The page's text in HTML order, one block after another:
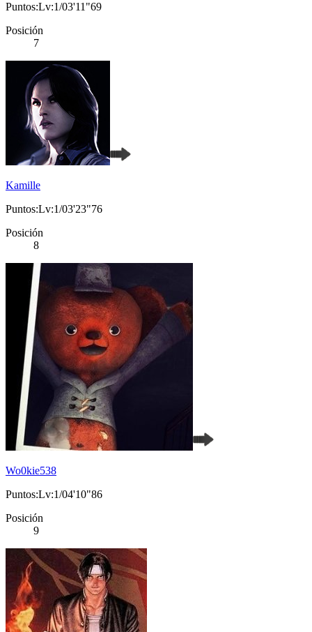
Puntos:Lv:1/03'11"69
Posición
7
Kamille
Puntos:Lv:1/03'23"76
Posición
8
Wo0kie538
Puntos:Lv:1/04'10"86
Posición
9